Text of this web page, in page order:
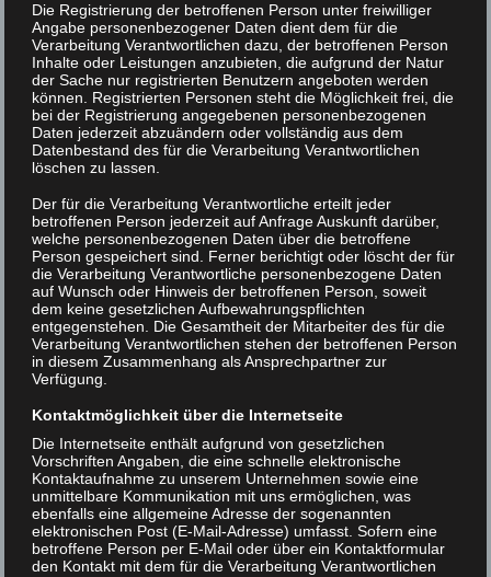
Die Registrierung der betroffenen Person unter freiwilliger
Angabe personenbezogener Daten dient dem für die
Verarbeitung Verantwortlichen dazu, der betroffenen Person
Inhalte oder Leistungen anzubieten, die aufgrund der Natur
der Sache nur registrierten Benutzern angeboten werden
können. Registrierten Personen steht die Möglichkeit frei, die
bei der Registrierung angegebenen personenbezogenen
Daten jederzeit abzuändern oder vollständig aus dem
Datenbestand des für die Verarbeitung Verantwortlichen
löschen zu lassen.
Der für die Verarbeitung Verantwortliche erteilt jeder
betroffenen Person jederzeit auf Anfrage Auskunft darüber,
welche personenbezogenen Daten über die betroffene
Person gespeichert sind. Ferner berichtigt oder löscht der für
die Verarbeitung Verantwortliche personenbezogene Daten
auf Wunsch oder Hinweis der betroffenen Person, soweit
dem keine gesetzlichen Aufbewahrungspflichten
entgegenstehen. Die Gesamtheit der Mitarbeiter des für die
Verarbeitung Verantwortlichen stehen der betroffenen Person
in diesem Zusammenhang als Ansprechpartner zur
Verfügung.
Kontaktmöglichkeit über die Internetseite
Die Internetseite enthält aufgrund von gesetzlichen
Vorschriften Angaben, die eine schnelle elektronische
Kontaktaufnahme zu unserem Unternehmen sowie eine
unmittelbare Kommunikation mit uns ermöglichen, was
ebenfalls eine allgemeine Adresse der sogenannten
elektronischen Post (E-Mail-Adresse) umfasst. Sofern eine
betroffene Person per E-Mail oder über ein Kontaktformular
den Kontakt mit dem für die Verarbeitung Verantwortlichen